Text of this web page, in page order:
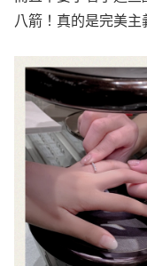
八箭！真的是完美主